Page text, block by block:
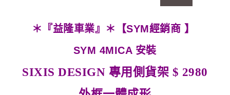
＊『益隆車業』＊【SYM經銷商 】
SYM 4MICA 安裝
SIXIS DESIGN 專用側貨架 $ 2980